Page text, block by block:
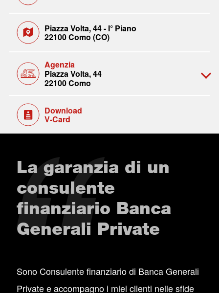
Piazza Volta, 44 - I° Piano
22100 Como (CO)
Agenzia
Piazza Volta, 44
22100 Como
Download
V-Card
La garanzia di un
consulente
finanziario Banca
Generali Private
Sono Consulente finanziario di Banca Generali
Private e accompagno i miei clienti nelle sfide